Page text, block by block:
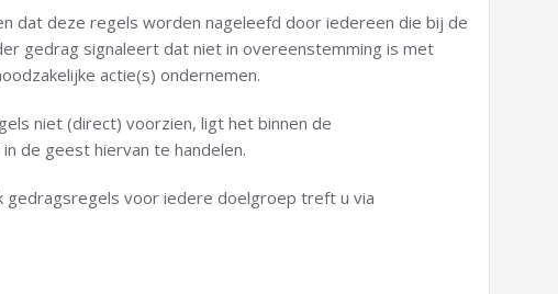
dat deze regels worden nageleefd door iedereen die bij de
gedrag signaleert dat niet in overeenstemming is met
actie(s) ondernemen.
niet (direct) voorzien, ligt het binnen de
de geest hiervan te handelen.
gedragsregels voor iedere doelgroep treft u via